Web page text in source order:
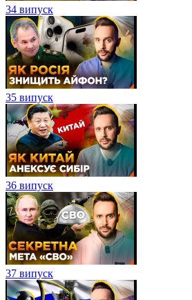
34 випуск
35 випуск
36 випуск
37 випуск